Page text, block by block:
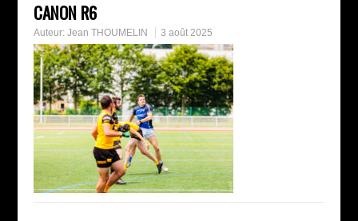
CANON R6
Auteur:Jean THOUMELIN 3 août 2025